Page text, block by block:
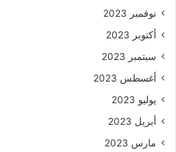
نوفمبر 2023
أكتوبر 2023
سبتمبر 2023
أغسطس 2023
يوليو 2023
أبريل 2023
مارس 2023